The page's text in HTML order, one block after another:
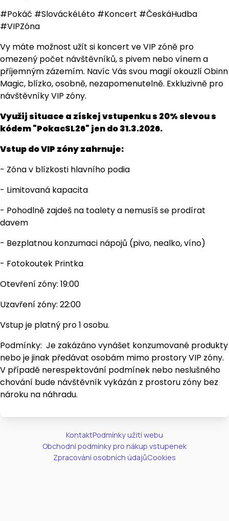
#Pokáč #SlováckéLéto #Koncert #ČeskáHudba
#VIPZóna
Vy máte možnost užít si koncert ve VIP zóně pro
omezený počet návštěvníků, s pivem nebo vínem a
příjemným zázemím. Navíc Vás svou magií okouzlí Obinn
Magic, blízko, osobně, nezapomenutelně. Exkluzivně pro
návštěvníky VIP zóny.
Využij situace a získej vstupenku s 20% slevou s
kódem "PokacSL26" jen do 31.3.2026.
Vstup do VIP zóny zahrnuje:
- Zóna v blízkosti hlavního podia
- Limitovaná kapacita
- Pohodlně zajdeš na toalety a nemusíš se prodírat
davem
- Bezplatnou konzumaci nápojů (pivo, nealko, víno)
- Fotokoutek Printka
Otevření zóny: 19:00
Uzavření zóny: 22:00
Vstup je platný pro 1 osobu.
Podmínky: Je zakázáno vynášet konzumované produkty
nebo je jinak předávat osobám mimo prostory VIP zóny.
V případě nerespektování podmínek nebo neslušného
chování bude návštěvník vykázán z prostoru zóny bez
nároku na náhradu.
KontaktPodmínky užití webu
Obchodní podmínky pro nákup vstupenek
Zpracování osobních údajůCookies